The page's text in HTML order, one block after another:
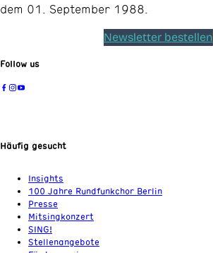
dem 01. September 1988.
Newsletter bestellen
Follow us
Häufig gesucht
Insights
100 Jahre Rundfunkchor Berlin
Presse
Mitsingkonzert
SING!
Stellenangebote